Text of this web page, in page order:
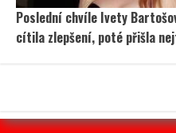
Poslední chvíle Ivety
cítila zlepšení, poté přišla